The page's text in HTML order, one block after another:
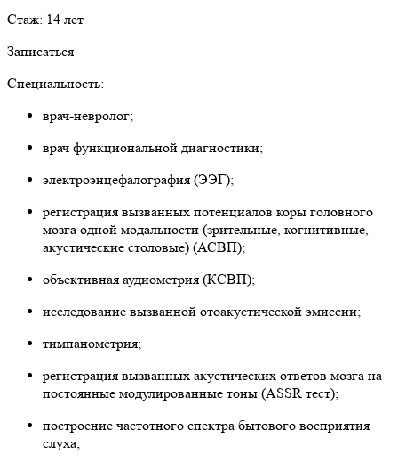
Стаж: 14 лет
Записаться
Специальность:
врач-невролог;
врач функциональной диагностики;
электроэнцефалография (ЭЭГ);
регистрация вызванных потенциалов коры головного
мозга одной модальности (зрительные, когнитивные,
акустические столовые) (АСВП);
объективная аудиометрия (КСВП);
исследование вызванной отоакустической эмиссии;
тимпанометрия;
регистрация вызванных акустических ответов мозга на
постоянные модулированные тоны (ASSR тест);
построение частотного спектра бытового восприятия
слуха;